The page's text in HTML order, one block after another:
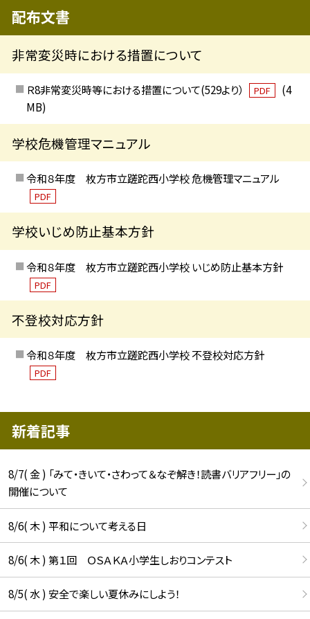
配布文書
非常変災時における措置について
Ｒ8非常変災時等における措置について(529より） PDF
(4
MB)
学校危機管理マニュアル
令和８年度 枚方市立蹉跎西小学校 危機管理マニュアル
PDF
学校いじめ防止基本方針
令和８年度 枚方市立蹉跎西小学校 いじめ防止基本方針
PDF
不登校対応方針
令和８年度 枚方市立蹉跎西小学校 不登校対応方針
PDF
新着記事
8/7( 金 ) 「みて・きいて・さわって＆なぞ解き！読書バリアフリー」の
開催について
8/6( 木 ) 平和について考える日
8/6( 木 ) 第１回 ＯＳＡＫＡ小学生しおりコンテスト
8/5( 水 ) 安全で楽しい夏休みにしよう！